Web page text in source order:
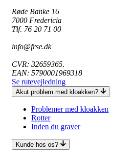
Røde Banke 16
7000 Fredericia
Tlf. 76 20 71 00
info@frse.dk
CVR: 32659365.
EAN: 5790001969318
Se rutevejledning
Akut problem med kloakken?
Problemer med kloakken
Rotter
Inden du graver
Kunde hos os?